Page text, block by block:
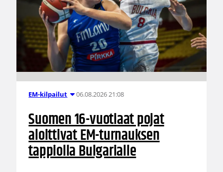
EM-kilpailut 06.08.2026 21:08
Suomen 16-vuotiaat pojat
aloittivat EM-turnauksen
tappiolla Bulgarialle